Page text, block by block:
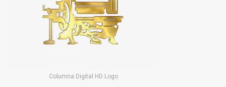
Columna Digital HD Logo